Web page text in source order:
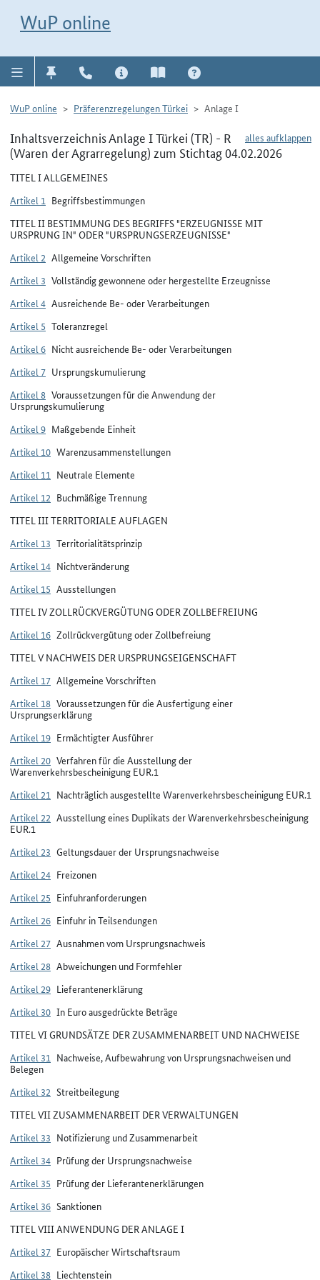
WuP online
WuP online Präferenzregelungen Türkei Anlage I
alles aufklappen
Inhaltsverzeichnis Anlage I Türkei (TR) - R
(Waren der Agrarregelung) zum Stichtag 04.02.2026
TITEL I ALLGEMEINES
Artikel 1 Begriffsbestimmungen
TITEL II BESTIMMUNG DES BEGRIFFS "ERZEUGNISSE MIT
URSPRUNG IN" ODER "URSPRUNGSERZEUGNISSE"
Artikel 2 Allgemeine Vorschriften
Artikel 3 Vollständig gewonnene oder hergestellte Erzeugnisse
Artikel 4 Ausreichende Be- oder Verarbeitungen
Artikel 5 Toleranzregel
Artikel 6 Nicht ausreichende Be- oder Verarbeitungen
Artikel 7 Ursprungskumulierung
Artikel 8 Voraussetzungen für die Anwendung der
Ursprungskumulierung
Artikel 9 Maßgebende Einheit
Artikel 10 Warenzusammenstellungen
Artikel 11 Neutrale Elemente
Artikel 12 Buchmäßige Trennung
TITEL III TERRITORIALE AUFLAGEN
Artikel 13 Territorialitätsprinzip
Artikel 14 Nichtveränderung
Artikel 15 Ausstellungen
TITEL IV ZOLLRÜCKVERGÜTUNG ODER ZOLLBEFREIUNG
Artikel 16 Zollrückvergütung oder Zollbefreiung
TITEL V NACHWEIS DER URSPRUNGSEIGENSCHAFT
Artikel 17 Allgemeine Vorschriften
Artikel 18 Voraussetzungen für die Ausfertigung einer
Ursprungserklärung
Artikel 19 Ermächtigter Ausführer
Artikel 20 Verfahren für die Ausstellung der
Warenverkehrsbescheinigung EUR.1
Artikel 21 Nachträglich ausgestellte Warenverkehrsbescheinigung EUR.1
Artikel 22 Ausstellung eines Duplikats der Warenverkehrsbescheinigung
EUR.1
Artikel 23 Geltungsdauer der Ursprungsnachweise
Artikel 24 Freizonen
Artikel 25 Einfuhranforderungen
Artikel 26 Einfuhr in Teilsendungen
Artikel 27 Ausnahmen vom Ursprungsnachweis
Artikel 28 Abweichungen und Formfehler
Artikel 29 Lieferantenerklärung
Artikel 30 In Euro ausgedrückte Beträge
TITEL VI GRUNDSÄTZE DER ZUSAMMENARBEIT UND NACHWEISE
Artikel 31 Nachweise, Aufbewahrung von Ursprungsnachweisen und
Belegen
Artikel 32 Streitbeilegung
TITEL VII ZUSAMMENARBEIT DER VERWALTUNGEN
Artikel 33 Notifizierung und Zusammenarbeit
Artikel 34 Prüfung der Ursprungsnachweise
Artikel 35 Prüfung der Lieferantenerklärungen
Artikel 36 Sanktionen
TITEL VIII ANWENDUNG DER ANLAGE I
Artikel 37 Europäischer Wirtschaftsraum
Artikel 38 Liechtenstein